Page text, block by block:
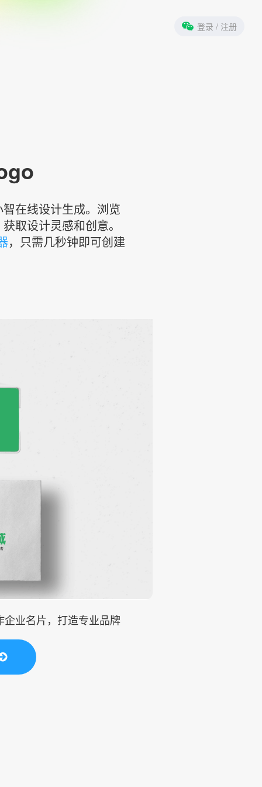
登录 / 注册
在线设计生成。浏览
取设计灵感和创意。
，只需几秒钟即可创建
业名片，打造专业品牌